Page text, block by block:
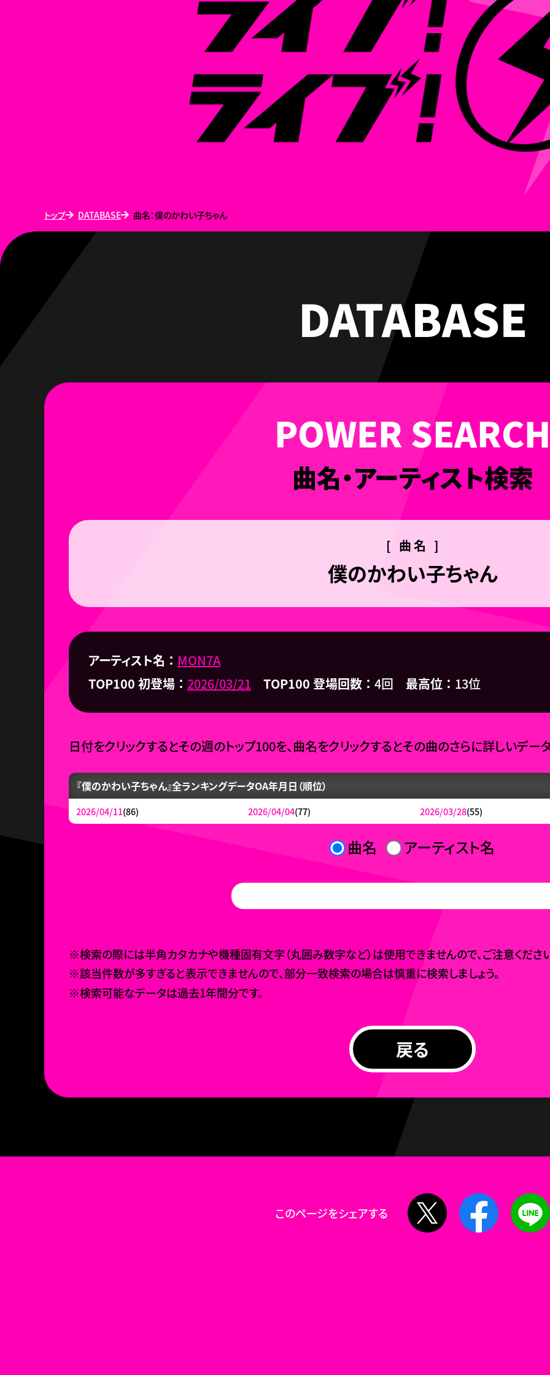
トップ DATABASE 曲名：僕のかわい子ちゃん
DATABASE
曲名・アーティスト検索
[ 曲名 ]
僕のかわい子ちゃん
アーティスト名
MON7A
TOP100 初登場
2026/03/21 TOP100 登場回数 4回 最高位 13位
日付をクリックするとその週のトップ100を、曲名をクリックするとその曲のさらに詳しいデー
『僕のかわい子ちゃん』全ランキングデータOA年月日（順位）
2026/04/11(86) 2026/04/04(77) 2026/03/28(55)
曲名 アーティスト名
※検索の際には半角カタカナや機種固有文字（丸囲み数字など）は使用できませんので、ご注意くださ
※該当件数が多すぎると表示できませんので、部分一致検索の場合は慎重に検索しましょう。
※検索可能なデータは過去1年間分です。
戻る
このページをシェアする
Facebook